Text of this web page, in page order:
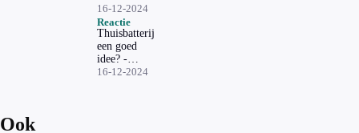
Reactie
1KOMMA5°
16-12-2024
Reactie
Thuisbatterij
een goed
idee? -
Reactie
16-12-2024
Ook